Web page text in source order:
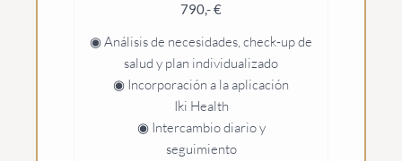
790,- €
◉ Análisis de necesidades, check-up de
salud y plan individualizado
◉ Incorporación a la aplicación
Iki Health
◉ Intercambio diario y
seguimiento